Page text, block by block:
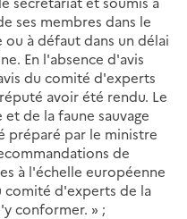
ses membres dans le
à défaut dans un délai
En l'absence d'avis
du comité d'experts
avoir été rendu. Le
de la faune sauvage
préparé par le ministre
de
à l'échelle européenne
comité d'experts de la
conformer. » ;